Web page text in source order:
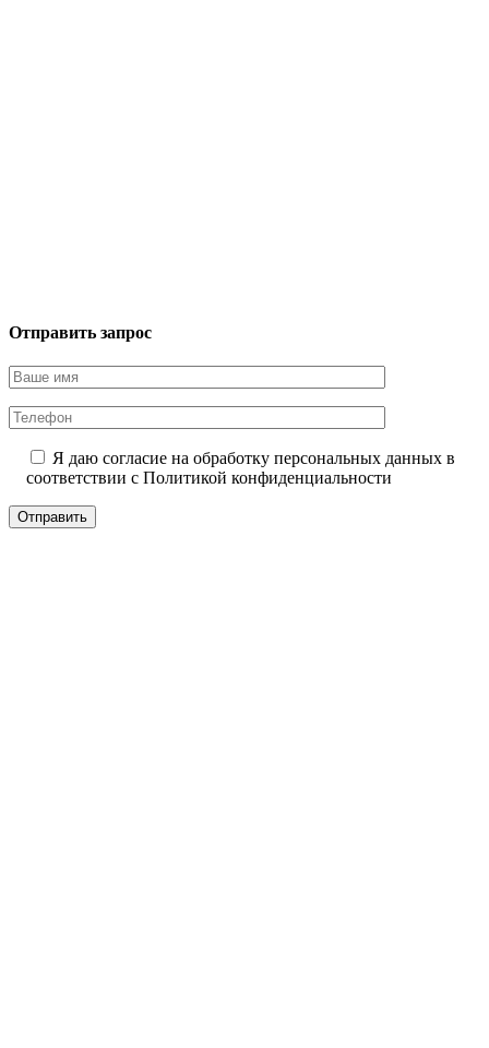
Отправить запрос
Я даю согласие на обработку персональных данных в
соответствии с Политикой конфиденциальности